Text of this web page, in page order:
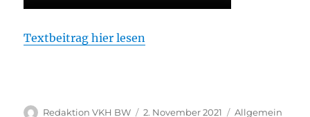
Textbeitrag hier lesen
Autor
Redaktion VKH BW
Veröffentlicht
2. November 2021 Kategorien
Allgemein